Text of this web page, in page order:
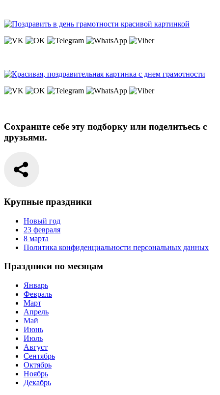
Сохраните себе эту подборку или поделитьесь с
друзьями.
Крупные праздники
Новый год
23 февраля
8 марта
Политика конфиденциальности персональных данных
Праздники по месяцам
Январь
Февраль
Март
Апрель
Май
Июнь
Июль
Август
Сентябрь
Октябрь
Ноябрь
Декабрь